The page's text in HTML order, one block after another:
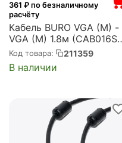
361 ₽ по безналичному
расчёту
Кабель BURO VGA (M) -
VGA (M) 1.8м (CAB016S-
06)
Код товара: 211359
В наличии